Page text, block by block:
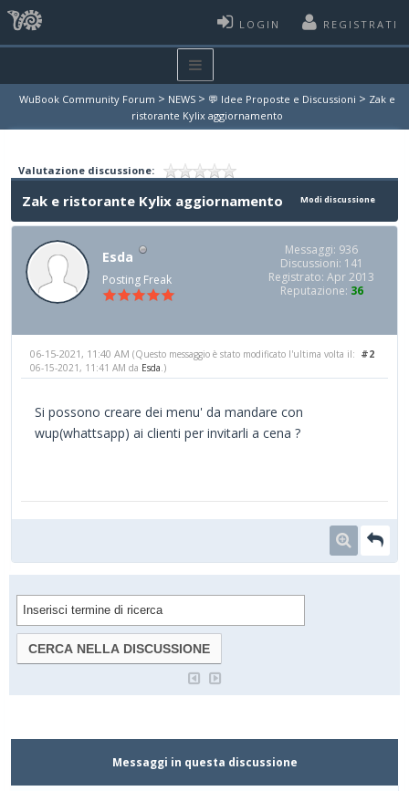
LOGIN REGISTRATI
WuBook Community Forum > NEWS > 💬 Idee Proposte e Discussioni > Zak e
ristorante Kylix aggiornamento
Valutazione discussione:
Modi discussione
Zak e ristorante Kylix aggiornamento
Esda
Posting Freak
Messaggi: 936
Discussioni: 141
Registrato: Apr 2013
Reputazione: 36
#2
06-15-2021, 11:40 AM (Questo messaggio è stato modificato l'ultima volta il:
06-15-2021, 11:41 AM da Esda .)
Si possono creare dei menu' da mandare con
wup(whattsapp) ai clienti per invitarli a cena ?
Messaggi in questa discussione